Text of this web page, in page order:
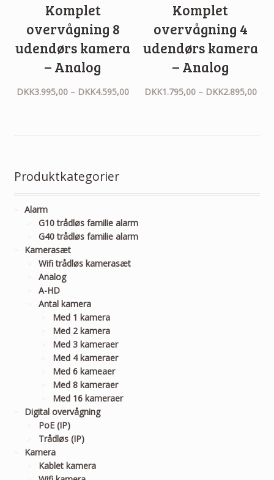
Komplet
overvågning 8
udendørs kamera
– Analog
DKK3.995,00 – DKK4.595,00
Komplet
overvågning 4
udendørs kamera
– Analog
DKK1.795,00– DKK2.895,00
Produktkategorier
Alarm
G10 trådløs familie alarm
G40 trådløs familie alarm
Kamerasæt
Wifi trådløs kamerasæt
Analog
A-HD
Antal kamera
Med 1 kamera
Med 2 kamera
Med 3 kameraer
Med 4 kameraer
Med 6 kameaer
Med 8 kameraer
Med 16 kameraer
Digital overvågning
PoE (IP)
Trådløs (IP)
Kamera
Kablet kamera